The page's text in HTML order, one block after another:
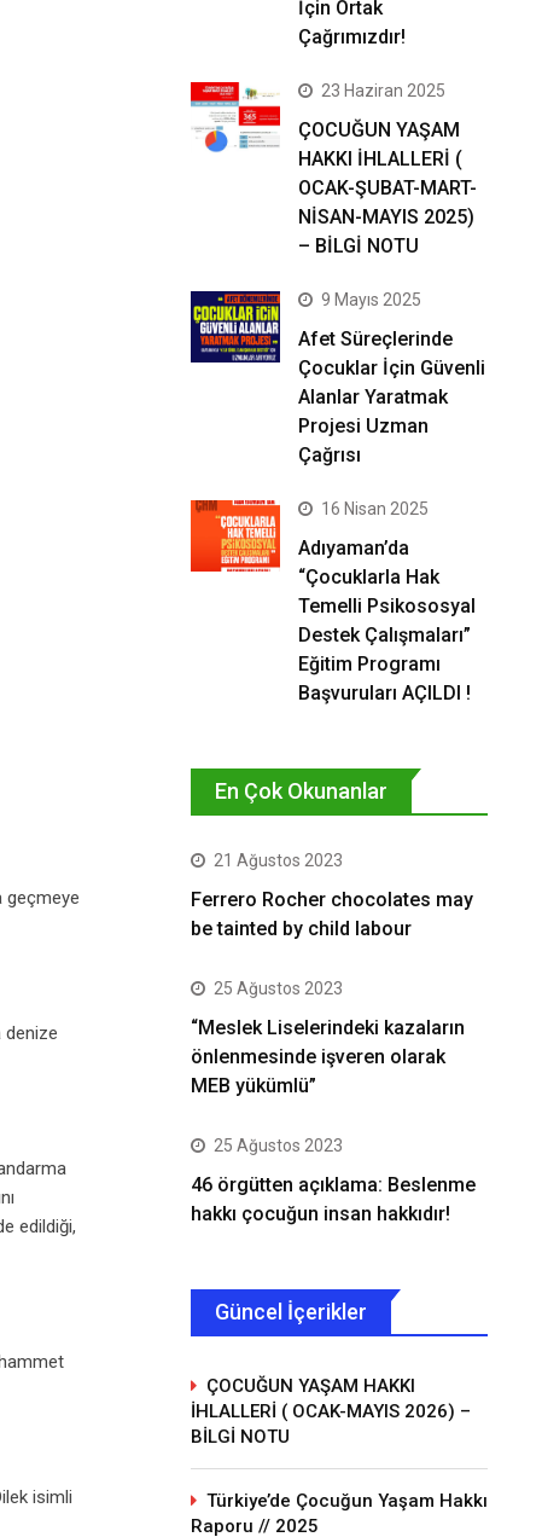
geçmeye
denize
edildiği,
isimli
İçin Ortak
Çağrımızdır!
23 Haziran 2025
ÇOCUĞUN YAŞAM
HAKKI İHLALLERİ (
OCAK-ŞUBAT-MART-
NİSAN-MAYIS 2025)
– BİLGİ NOTU
9 Mayıs 2025
Afet Süreçlerinde
Çocuklar İçin Güvenli
Alanlar Yaratmak
Projesi Uzman
Çağrısı
16 Nisan 2025
Adıyaman’da
“Çocuklarla Hak
Temelli Psikososyal
Destek Çalışmaları”
Eğitim Programı
Başvuruları AÇILDI !
En Çok Okunanlar
21 Ağustos 2023
Ferrero Rocher chocolates may
be tainted by child labour
25 Ağustos 2023
“Meslek Liselerindeki kazaların
önlenmesinde işveren olarak
MEB yükümlü”
25 Ağustos 2023
46 örgütten açıklama: Beslenme
hakkı çocuğun insan hakkıdır!
Güncel İçerikler
ÇOCUĞUN YAŞAM HAKKI
İHLALLERİ ( OCAK-MAYIS 2026) –
BİLGİ NOTU
Türkiye’de Çocuğun Yaşam Hakkı
Raporu // 2025